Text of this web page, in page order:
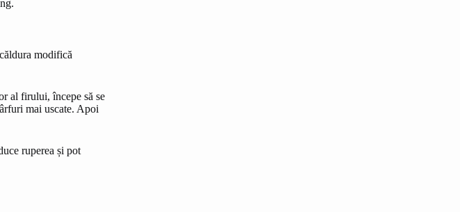
modifică
al firului, începe să se
mai uscate. Apoi
ruperea și pot